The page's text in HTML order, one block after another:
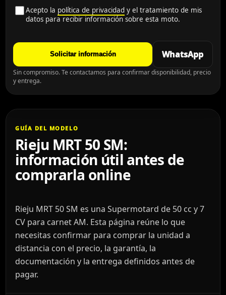
Acepto la política de privacidad y el tratamiento de mis
datos para recibir información sobre esta moto.
Solicitar información WhatsApp
Sin compromiso. Te contactamos para confirmar disponibilidad, precio
y entrega.
GUÍA DEL MODELO
Rieju MRT 50 SM:
información útil antes de
comprarla online
Rieju MRT 50 SM es una Supermotard de 50 cc y 7
CV para carnet AM. Esta página reúne lo que
necesitas confirmar para comprar la unidad a
distancia con el precio, la garantía, la
documentación y la entrega definidos antes de
pagar.